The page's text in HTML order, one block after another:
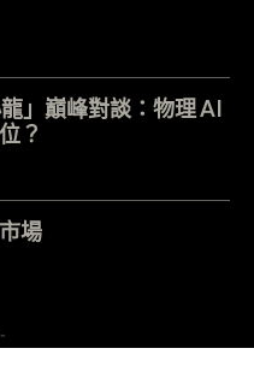
」巔峰對談：物理 AI
？
場